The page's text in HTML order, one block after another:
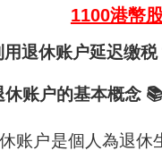
1100港幣
用退休账户延迟缴税
休账户的基本概念
账户是個人為退休